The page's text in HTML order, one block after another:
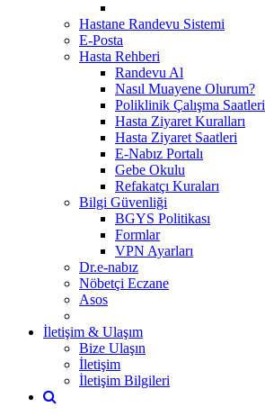
Hastane Randevu Sistemi
E-Posta
Hasta Rehberi
Randevu Al
Nasıl Muayene Olurum?
Poliklinik Çalışma Saatleri
Hasta Ziyaret Kuralları
Hasta Ziyaret Saatleri
E-Nabız Portalı
Gebe Okulu
Refakatçı Kuraları
Bilgi Güvenliği
BGYS Politikası
Formlar
VPN Ayarları
Dr.e-nabız
Nöbetçi Eczane
Asos
İletişim & Ulaşım
Bize Ulaşın
İletişim
İletişim Bilgileri